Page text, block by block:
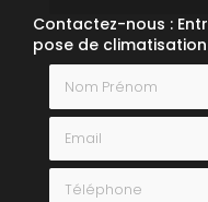
Contactez-nous :
pose de
Nom Prénom
Email
Téléphone